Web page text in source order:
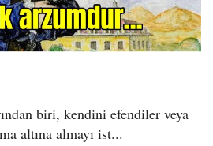
biri, kendini efendiler veya
altına almayı ist...